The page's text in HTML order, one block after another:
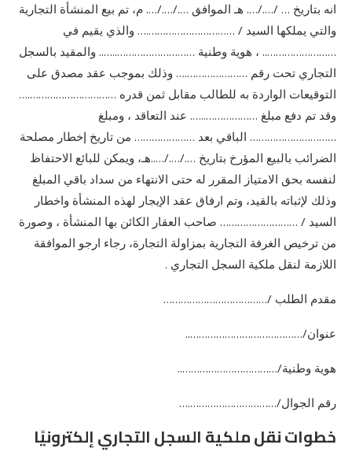
انه بتاريخ … /…./…. هـ الموافق …./…./…. م، تم بيع المنشأة التجارية
والتي يملكها السيد / ………………………….… والذي يقيم في
…………………….. ، هوية وطنية ………………………..….. والمقيد بالسجل
التجاري تحت رقم ………………….… وذلك بموجب عقد مصدق على
التوقيعات الواردة به للطالب مقابل ثمن قدره ………………………….…
وقد تم دفع مبلغ ………………..…. عند التعاقد ، ومبلغ
………………………… الباقي بعد ………………… من تاريخ إخطار مصلحة
الضرائب بالبيع المؤرخ بتاريخ …./…./…..هـ، ويمكن للبائع الاحتفاظ
لنفسه بحق الامتياز المقرر له حتى الانتهاء من سداد باقي المبلغ
وذلك لإثباته بالقيد، وتم ارفاق عقد الإيجار لهذه المنشأة واخطار
السيد / ……………………… صاحب العقار الكائن بها المنشأة ، وصورة
من ترخيص الغرفة التجارية بمزاولة التجارة، رجاء ارجو الموافقة
اللازمة لنقل ملكية السجل التجاري .
مقدم الطلب /………………………………
عنوان/…………………………………..
هوية وطنية/……………………………..
رقم الجوال/………………………….…
خطوات نقل ملكية السجل التجاري إلكترونيًا